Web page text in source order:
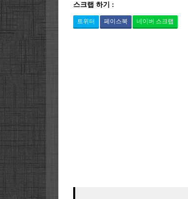
스크랩 하기 :
트위터 페이스북 네이버 스크랩